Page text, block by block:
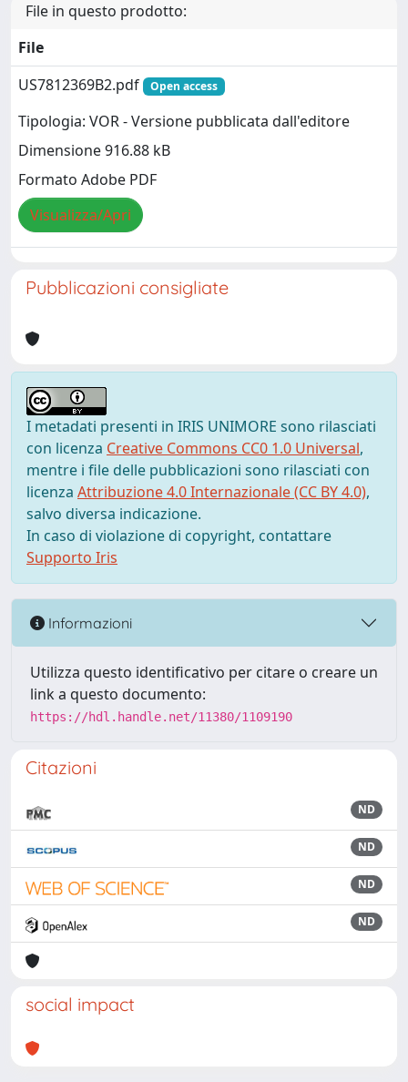
File in questo prodotto:
File
US7812369B2.pdf
Open access
Tipologia: VOR - Versione pubblicata dall'editore
Dimensione 916.88 kB
Formato Adobe PDF
Visualizza/Apri
Pubblicazioni consigliate
I metadati presenti in IRIS UNIMORE sono rilasciati
con licenza Creative Commons CC0 1.0 Universal,
mentre i file delle pubblicazioni sono rilasciati con
licenza Attribuzione 4.0 Internazionale (CC BY 4.0),
salvo diversa indicazione.
In caso di violazione di copyright, contattare
Supporto Iris
Informazioni
Utilizza questo identificativo per citare o creare un
link a questo documento:
https://hdl.handle.net/11380/1109190
Citazioni
ND
ND
ND
ND
social impact